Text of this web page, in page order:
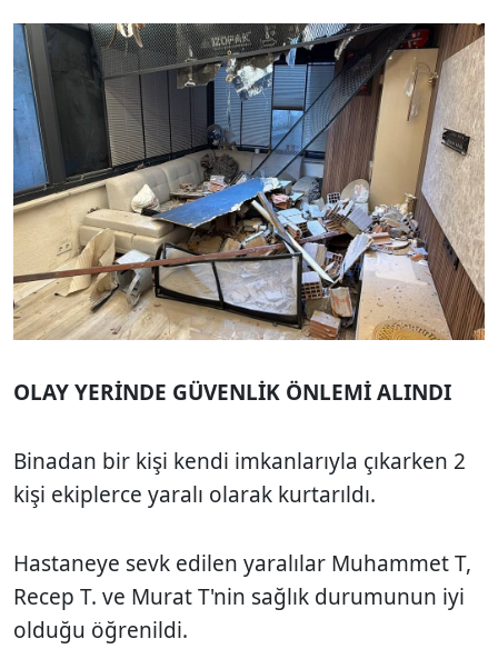
OLAY YERİNDE GÜVENLİK ÖNLEMİ ALINDI
Binadan bir kişi kendi imkanlarıyla çıkarken 2
kişi ekiplerce yaralı olarak kurtarıldı.
Hastaneye sevk edilen yaralılar Muhammet T,
Recep T. ve Murat T'nin sağlık durumunun iyi
olduğu öğrenildi.